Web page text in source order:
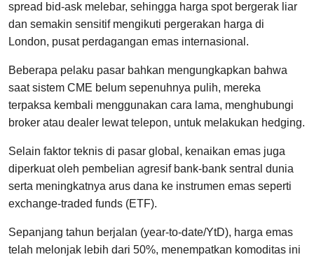
spread bid-ask melebar, sehingga harga spot bergerak liar
dan semakin sensitif mengikuti pergerakan harga di
London, pusat perdagangan emas internasional.
Beberapa pelaku pasar bahkan mengungkapkan bahwa
saat sistem CME belum sepenuhnya pulih, mereka
terpaksa kembali menggunakan cara lama, menghubungi
broker atau dealer lewat telepon, untuk melakukan hedging.
Selain faktor teknis di pasar global, kenaikan emas juga
diperkuat oleh pembelian agresif bank-bank sentral dunia
serta meningkatnya arus dana ke instrumen emas seperti
exchange-traded funds (ETF).
Sepanjang tahun berjalan (year-to-date/YtD), harga emas
telah melonjak lebih dari 50%, menempatkan komoditas ini